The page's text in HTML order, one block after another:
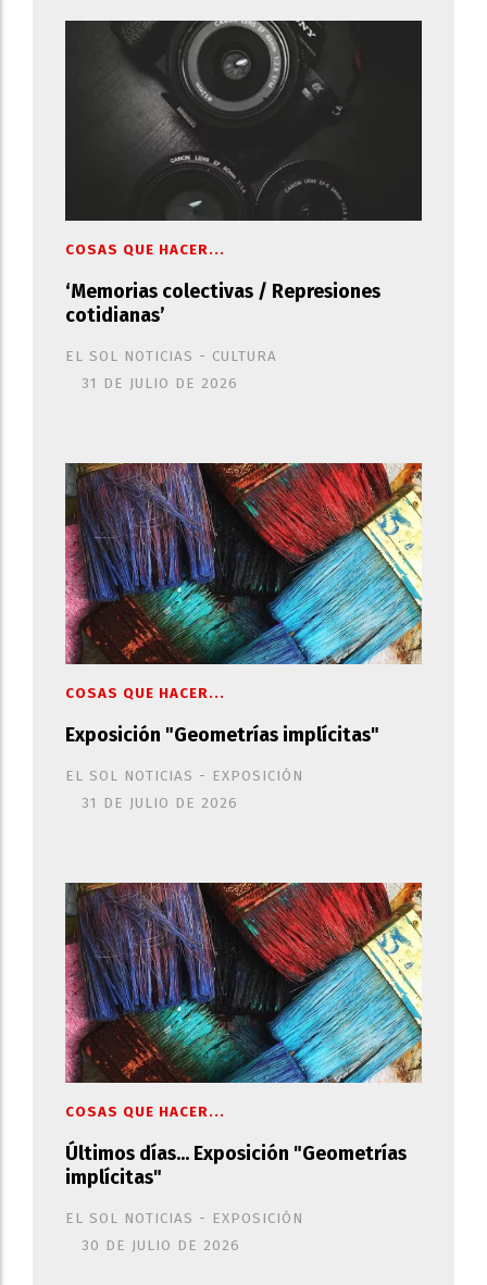
‘Memorias colectivas / Represiones
cotidianas’
EL SOL NOTICIAS - CULTURA
COSAS QUE HACER...
31 DE JULIO DE 2026
Exposición "Geometrías implícitas"
EL SOL NOTICIAS - EXPOSICIÓN
COSAS QUE HACER...
31 DE JULIO DE 2026
Últimos días... Exposición "Geometrías
implícitas"
EL SOL NOTICIAS - EXPOSICIÓN
COSAS QUE HACER...
30 DE JULIO DE 2026